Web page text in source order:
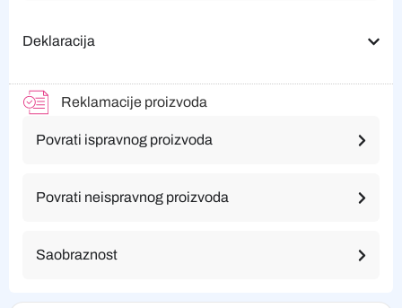
Deklaracija
Reklamacije proizvoda
Povrati ispravnog proizvoda
Povrati neispravnog proizvoda
Saobraznost